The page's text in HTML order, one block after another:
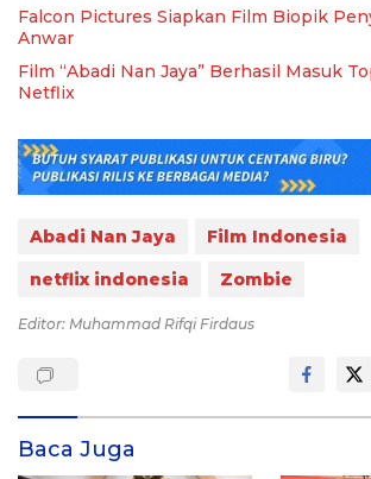
Falcon Pictures Siapkan Film Biopik
Anwar
Film “Abadi Nan Jaya” Berhasil Masuk
Netflix
Abadi Nan Jaya
Film Indonesia
netflix indonesia
Zombie
Editor: Muhammad Rifqi Firdaus
Baca Juga